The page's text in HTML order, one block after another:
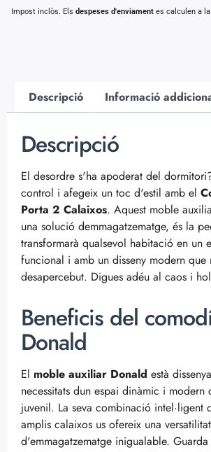
Impost inclòs. Els despeses d'enviament es calculen a
Descripció Informació
Descripció
El desordre s'ha apoderat del
control i afegeix un toc d'estil amb el
Porta 2 Calaixos. Aquest moble
una solució demmagatzematge, és la
transformarà qualsevol habitació en un
funcional i amb un disseny modern que
desapercebut. Digues adéu al caos i
Beneficis del
Donald
El moble auxiliar Donald està
necessitats dun espai dinàmic i
juvenil. La seva combinació intel·ligent
amplis calaixos us ofereix una versatilitat
d'emmagatzematge inigualable.